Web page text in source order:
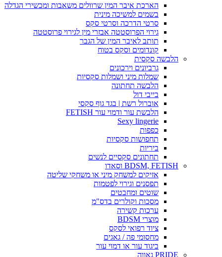
הארכת איבר המין שרוולים משאבות ומכשירי הגדלה
בשמים למשיכה מינית
סרטי הדרכה וסרטי סקס
גירוי הפרוסטטה אבזרי מין לגירוי פרוסטטה
תותב לאיבר המין של הגבר
קונדומים וסקס בטוח
הלבשה סקסית
גרביונים וירכונים
שמלות מיני ושמלות סקסיות
הלבשה תחתונה
בייבי דול
אוברול רשת | בגד גוף סקסי
הלבשת עור ודמוי עור FETISH
Sexy lingerie
כפפות
תחפושות סקסיות
ביריות
תחתונים סקסיים לנשים
BDSM, FETISH וסאדו
אזיקים למשחק מיני או משחקי שליטה
תפסנים וגירוי לפטמות
שוטים ומחבטים
מסכות וקולרים בדס"מ
ערכות קשירה
מוצרי BDSM
ציוד רפואי לסקס
מחסומי פה / גאגים
ביגוד עור או דמוי עור
PRIDE גאווה